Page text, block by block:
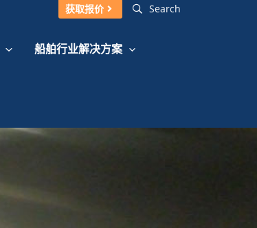
获取报价 Search
船舶行业解决方案